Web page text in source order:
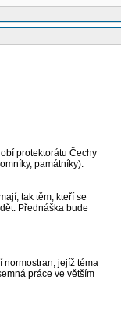
protektorátu Čechy
památníky).
tak těm, kteří se
Přednáška bude
normostran, jejíž téma
práce ve větším